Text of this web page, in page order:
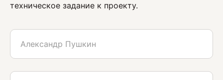
техническое задание к проекту.